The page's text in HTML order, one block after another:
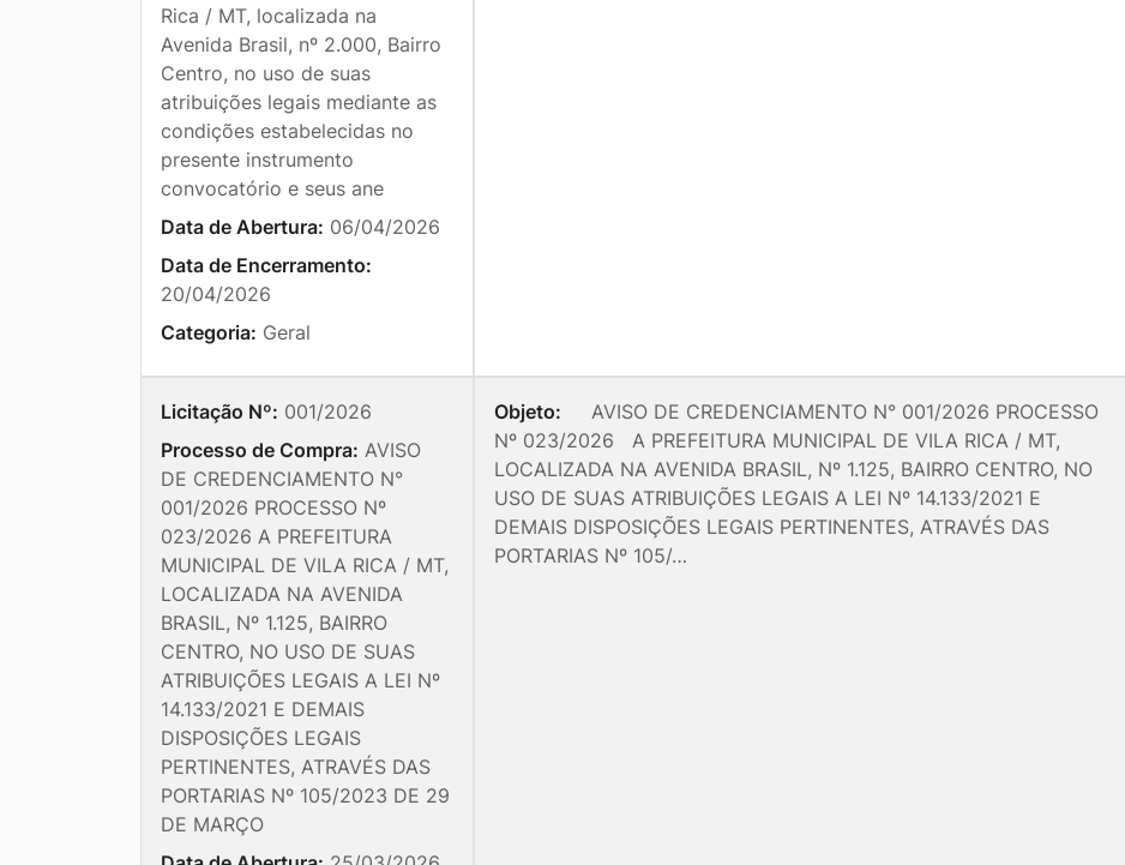
Rica / MT, localizada na
Avenida Brasil, nº 2.000, Bairro
Centro, no uso de suas
atribuições legais mediante as
condições estabelecidas no
presente instrumento
convocatório e seus ane
Data de Abertura: 06/04/2026
Data de Encerramento:
20/04/2026
Categoria: Geral
Licitação Nº: 001/2026
Processo de Compra: AVISO
DE CREDENCIAMENTO N°
001/2026 PROCESSO Nº
023/2026 A PREFEITURA
MUNICIPAL DE VILA RICA / MT,
LOCALIZADA NA AVENIDA
BRASIL, Nº 1.125, BAIRRO
CENTRO, NO USO DE SUAS
ATRIBUIÇÕES LEGAIS A LEI Nº
14.133/2021 E DEMAIS
DISPOSIÇÕES LEGAIS
PERTINENTES, ATRAVÉS DAS
PORTARIAS Nº 105/2023 DE 29
DE MARÇO
Objeto: AVISO DE CREDENCIAMENTO N° 001/2026 PROCESSO
Nº 023/2026 A PREFEITURA MUNICIPAL DE VILA RICA / MT,
LOCALIZADA NA AVENIDA BRASIL, Nº 1.125, BAIRRO CENTRO, NO
USO DE SUAS ATRIBUIÇÕES LEGAIS A LEI Nº 14.133/2021 E
DEMAIS DISPOSIÇÕES LEGAIS PERTINENTES, ATRAVÉS DAS
PORTARIAS Nº 105/…